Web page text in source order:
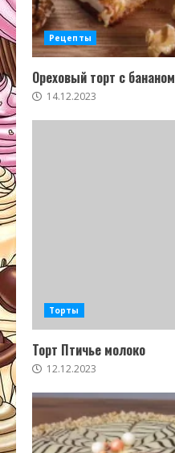
Рецепты
Ореховый торт с бананом
14.12.2023
Торты
Торт Птичье молоко
12.12.2023